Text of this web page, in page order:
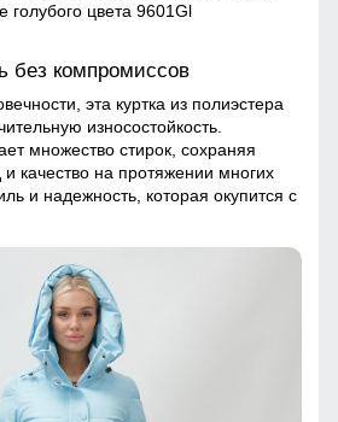
голубого цвета 9601Gl
без компромиссов
эта куртка из полиэстера
износостойкость.
множество стирок, сохраняя
качество на протяжении многих
и надежность, которая окупится с